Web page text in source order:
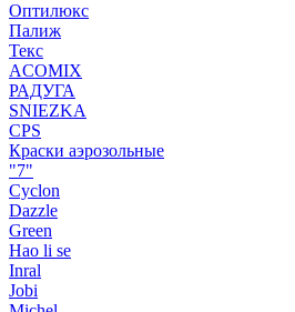
Оптилюкс
Палиж
Текс
ACOMIX
РАДУГА
SNIEZKA
CPS
Краски аэрозольные
"7"
Cyclon
Dazzle
Green
Hao li se
Inral
Jobi